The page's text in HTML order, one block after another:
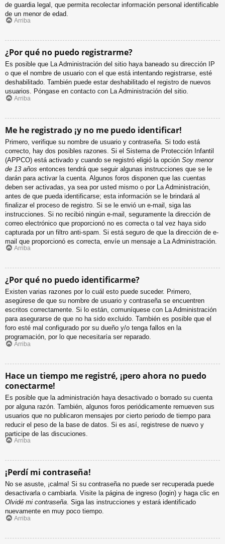
de guardia legal, que permita recolectar información personal identificable
de un menor de edad.
Arriba
¿Por qué no puedo registrarme?
Es posible que La Administración del sitio haya baneado su dirección IP
o que el nombre de usuario con el que está intentando registrarse, esté
deshabilitado. También puede estar deshabilitado el registro de nuevos
usuarios. Póngase en contacto con La Administración del sitio.
Arriba
Me he registrado ¡y no me puedo identificar!
Primero, verifique su nombre de usuario y contraseña. Si todo está
correcto, hay dos posibles razones. Si el Sistema de Protección Infantil
(APPCO) está activado y cuando se registró eligió la opción Soy menor
de 13 años entonces tendrá que seguir algunas instrucciones que se le
darán para activar la cuenta. Algunos foros disponen que las cuentas
deben ser activadas, ya sea por usted mismo o por La Administración,
antes de que pueda identificarse; esta información se le brindará al
finalizar el proceso de registro. Si se le envió un e-mail, siga las
instrucciones. Si no recibió ningún e-mail, seguramente la dirección de
correo electrónico que proporcionó no es correcta o tal vez haya sido
capturada por un filtro anti-spam. Si está seguro de que la dirección de e-
mail que proporcionó es correcta, envíe un mensaje a La Administración.
Arriba
¿Por qué no puedo identificarme?
Existen varias razones por lo cuál esto puede suceder. Primero,
asegúrese de que su nombre de usuario y contraseña se encuentren
escritos correctamente. Si lo están, comuníquese con La Administración
para asegurarse de que no ha sido excluido. También es posible que el
foro esté mal configurado por su dueño y/o tenga fallos en la
programación, por lo que necesitaría ser reparado.
Arriba
Hace un tiempo me registré, ¡pero ahora no puedo
conectarme!
Es posible que la administración haya desactivado o borrado su cuenta
por alguna razón. También, algunos foros periódicamente remueven sus
usuarios que no publicaron mensajes por cierto periodo de tiempo para
reducir el peso de la base de datos. Si es así, registrese de nuevo y
participe de las discuciones.
Arriba
¡Perdí mi contraseña!
No se asuste, ¡calma! Si su contraseña no puede ser recuperada puede
desactivarla o cambiarla. Visite la página de ingreso (login) y haga clic en
Olvidé mi contraseña. Siga las instrucciones y estará identificado
nuevamente en muy poco tiempo.
Arriba